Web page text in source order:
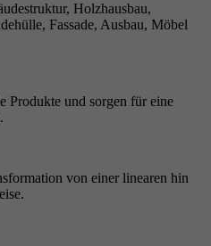
Holzhausbau,
Fassade, Ausbau, Möbel
Produkte und sorgen für eine
von einer linearen hin